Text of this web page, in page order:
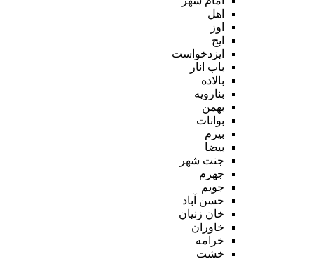
اهل
اوز
ایج
ایزدخواست
باب انار
بالاده
بنارویه
بهمن
بوانات
بیرم
بیضا
جنت شهر
جهرم
جویم
حسن آباد
خان زنیان
خاوران
خرامه
خشت